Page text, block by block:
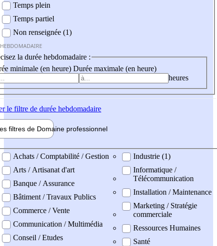
Temps plein
Temps partiel
Non renseignée (1)
la durée hebdomadaire :
minimale (en heure) Durée maximale (en heure)
heures
le filtre de durée hebdomadaire
filtres de Domaine professionnel
professionel
Achats / Comptabilité / Gestion
Arts / Artisanat d'art
Banque / Assurance
Bâtiment / Travaux Publics
Commerce / Vente
Communication / Multimédia
Conseil / Etudes
Industrie (1)
Informatique /
Télécommunication
Installation / Maintenance
Marketing / Stratégie
commerciale
Ressources Humaines
Santé